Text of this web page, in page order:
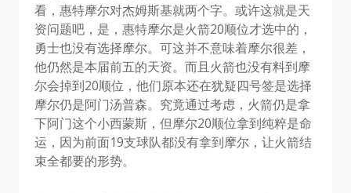
看，惠特摩尔对杰姆斯基就两个字。或许这就是天
资问题吧，是，惠特摩尔是火箭20顺位才选中的，
勇士也没有选择摩尔。可这并不意味着摩尔很差，
他仍然是本届前五的天资。而且火箭也没有料到摩
尔会掉到20顺位，他们原本还在犹疑四号签是选择
摩尔仍是阿门汤普森。究竟通过考虑，火箭仍是拿
下阿门这个小西蒙斯，但摩尔20顺位拿到纯粹是命
运，因为前面19支球队都没有拿到摩尔，让火箭结
束全都要的形势。